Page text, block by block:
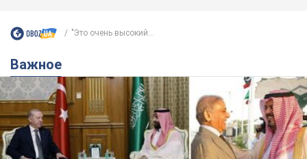
"Это очень высокий...
Важное